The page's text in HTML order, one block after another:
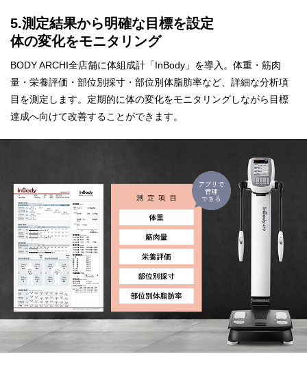
5.測定結果から明確な目標を設定
体の変化をモニタリング
BODY ARCHI全店舗に体組成計「InBody」を導入。体重・筋肉
量・栄養評価・部位別採寸・部位別体脂肪率など、詳細な分析項
目を測定します。定期的に体の変化をモニタリングしながら目標
達成へ向けて改善することができます。